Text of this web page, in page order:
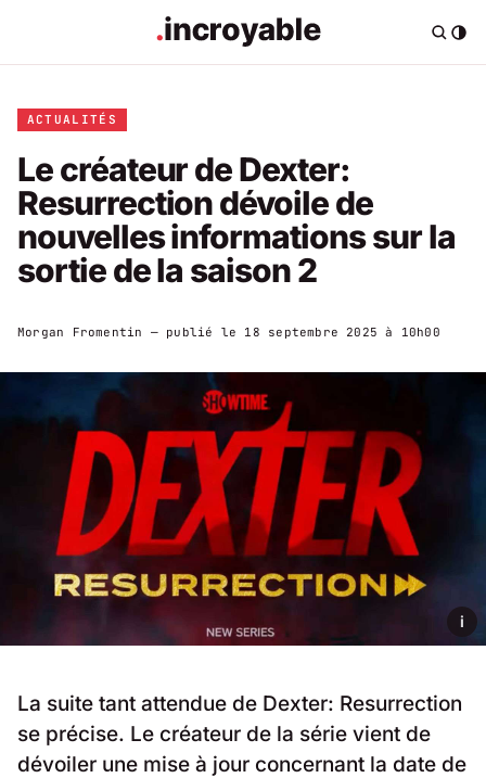
ACTUALITÉS
Le créateur de Dexter:
Resurrection dévoile de
nouvelles informations sur la
sortie de la saison 2
Morgan Fromentin — publié le 18 septembre 2025 à 10h00
i
La suite tant attendue de Dexter: Resurrection
se précise. Le créateur de la série vient de
dévoiler une mise à jour concernant la date de